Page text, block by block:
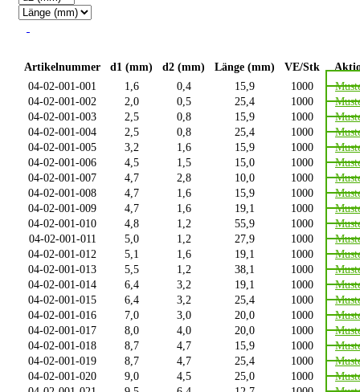
Artikelnummer d1 (mm) d2 (mm) Länge (mm) VE/Stk
04-02-001-001
1,6 0,4 15,9 1000
04-02-001-002
2,0 0,5 25,4 1000
04-02-001-003
2,5 0,8 15,9 1000
04-02-001-004
2,5 0,8 25,4 1000
04-02-001-005
3,2 1,6 15,9 1000
04-02-001-006
4,5 1,5 15,0 1000
04-02-001-007
4,7 2,8 10,0 1000
04-02-001-008
4,7 1,6 15,9 1000
04-02-001-009
4,7 1,6 19,1 1000
04-02-001-010
4,8 1,2 55,9 1000
04-02-001-011
5,0 1,2 27,9 1000
04-02-001-012
5,1 1,6 19,1 1000
04-02-001-013
5,5 1,2 38,1 1000
04-02-001-014
6,4 3,2 19,1 1000
04-02-001-015
6,4 3,2 25,4 1000
04-02-001-016
7,0 3,0 20,0 1000
04-02-001-017
8,0 4,0 20,0 1000
04-02-001-018
8,7 4,7 15,9 1000
04-02-001-019
8,7 4,7 25,4 1000
04-02-001-020
9,0 4,5 25,0 1000